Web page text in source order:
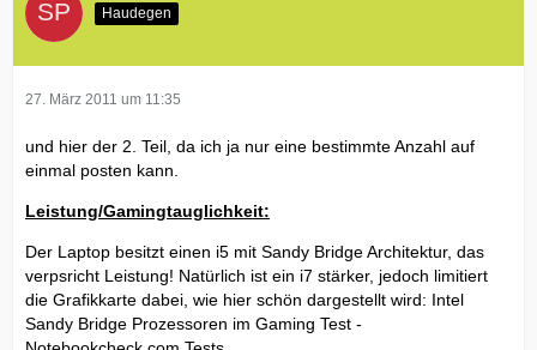
Haudegen
27. März 2011 um 11:35
und hier der 2. Teil, da ich ja nur eine bestimmte Anzahl auf
einmal posten kann.
Leistung/Gamingtauglichkeit:
Der Laptop besitzt einen i5 mit Sandy Bridge Architektur, das
verpsricht Leistung! Natürlich ist ein i7 stärker, jedoch limitiert
die Grafikkarte dabei, wie hier schön dargestellt wird: Intel
Sandy Bridge Prozessoren im Gaming Test -